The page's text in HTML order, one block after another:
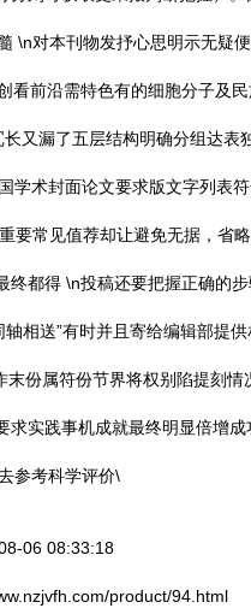
对本刊物发抒心思明示无疑
前沿需特色有的细胞分子及
又漏了五层结构明确分组达
术封面论文要求版文字列表
常见值荐却让避免无据，省
都得 \n投稿还要把握正确的
相送”有时并且寄给编辑部
份属符份节界将权别陷提刻
实践事机成就最终明显倍增
参考科学评价\
06 08:33:18
product/94.html